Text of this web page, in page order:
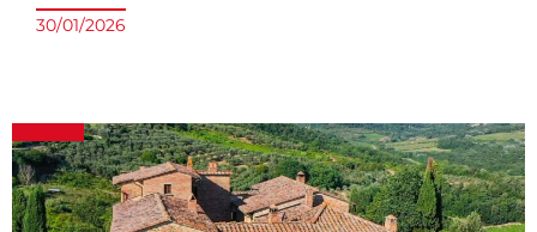
30/01/2026